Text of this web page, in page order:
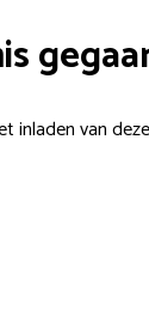
inladen van